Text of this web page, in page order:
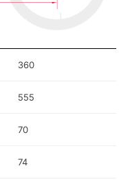
360
555
70
74